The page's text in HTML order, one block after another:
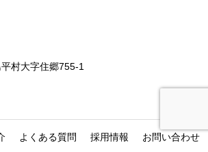
平村大字住郷755-1
よくある質問 採用情報 お問い合わせ